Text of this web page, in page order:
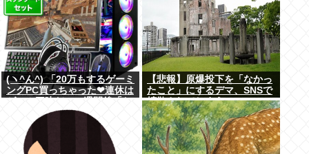
(ヽ^ん^) 「20万もするゲーミ
ングPC買っちゃった❤連休は
届け物でーす」（ヽ´ん`）
「そう…」
【悲報】原爆投下を「なかっ
たこと」にするデマ、SNSで
拡散されてしまう